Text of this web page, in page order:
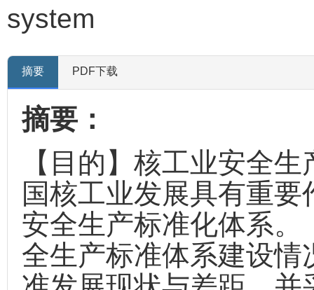
system
摘要 PDF下载
摘要：
【目的】核工业安全
国核工业发展具有重
安全生产标准化体系
全生产标准体系建设